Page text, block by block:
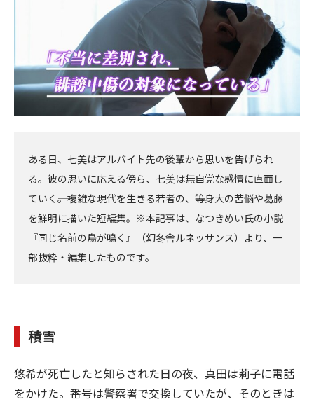
ある日、七美はアルバイト先の後輩から思いを告げられ
る。彼の思いに応える傍ら、七美は無自覚な感情に直面し
ていく――。複雑な現代を生きる若者の、等身大の苦悩や葛藤
を鮮明に描いた短編集。※本記事は、なつきめい氏の小説
『同じ名前の鳥が鳴く』（幻冬舎ルネッサンス）より、一
部抜粋・編集したものです。
積雪
悠希が死亡したと知らされた日の夜、真田は莉子に電話
をかけた。番号は警察署で交換していたが、そのときは